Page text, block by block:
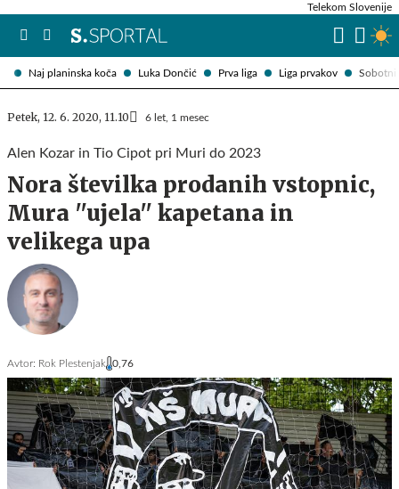
Naj planinska koča Luka Dončić Prva liga Liga prvakov Sobotni
Telekom Slovenije
Petek, 12. 6. 2020, 11.10 6 let, 1 mesec
Alen Kozar in Tio Cipot pri Muri do 2023
Nora številka prodanih vstopnic,
Mura ''ujela'' kapetana in
velikega upa
Avtor: Rok Plestenjak 0,76